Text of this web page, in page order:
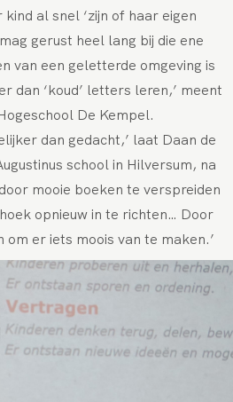
al snel ‘zijn of haar eigen
gerust heel lang bij die ene
van een geletterde omgeving is
dan ‘koud’ letters leren,’ meent
De Kempel.
dan gedacht,’ laat Daan de
school in Hilversum, na
mooie boeken te verspreiden
opnieuw in te richten… Door
om er iets moois van te maken.’